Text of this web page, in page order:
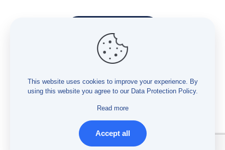
Услуги – Бесплатна правна помош
Услуги – Истражување
Услуги – Мониторинг
Заштита на лични податоци
© Developed byPROCESS IN. Hosted by
This website uses cookies to improve your experience. By
using this website you agree to our Data Protection Policy.
Read more
Accept all